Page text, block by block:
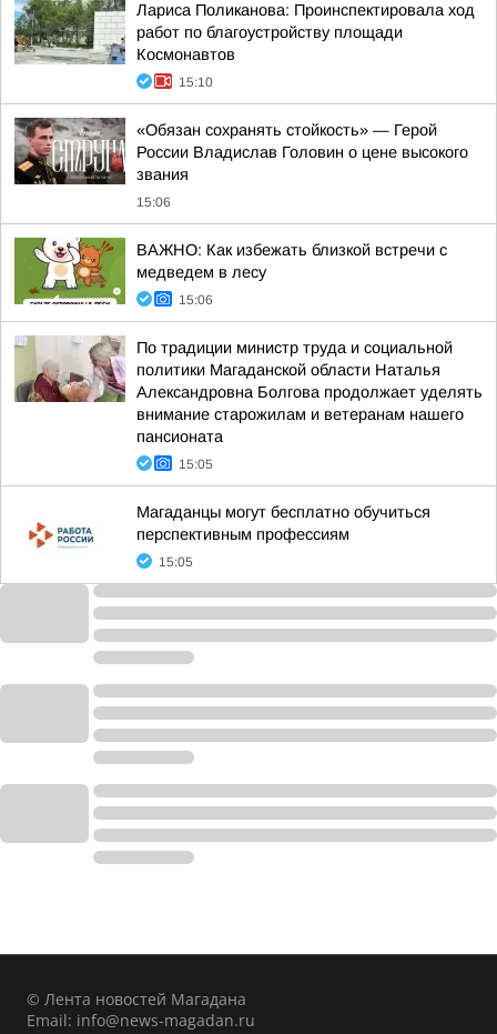
Лариса Поликанова: Проинспектировала ход
работ по благоустройству площади
Космонавтов
15:10
«Обязан сохранять стойкость» — Герой
России Владислав Головин о цене высокого
звания
15:06
ВАЖНО: Как избежать близкой встречи с
медведем в лесу
15:06
По традиции министр труда и социальной
политики Магаданской области Наталья
Александровна Болгова продолжает уделять
внимание старожилам и ветеранам нашего
пансионата
15:05
Магаданцы могут бесплатно обучиться
перспективным профессиям
15:05
© Лента новостей Магадана
Email: info@news-magadan.ru